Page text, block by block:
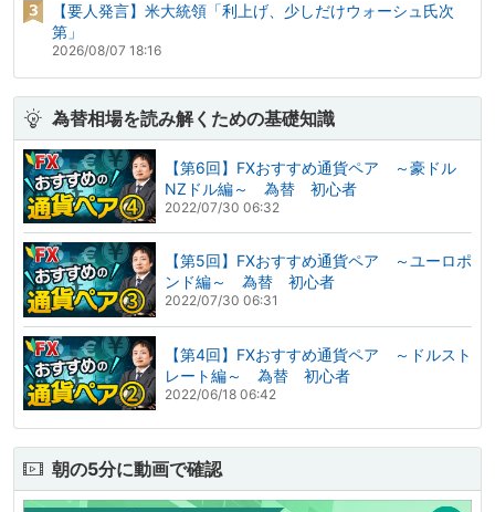
【要人発言】米大統領「利上げ、少しだけウォーシュ氏次
第」
2026/08/07 18:16
為替相場を読み解くための基礎知識
【第6回】FXおすすめ通貨ペア ～豪ドル
NZドル編～ 為替 初心者
2022/07/30 06:32
【第5回】FXおすすめ通貨ペア ～ユーロポ
ンド編～ 為替 初心者
2022/07/30 06:31
【第4回】FXおすすめ通貨ペア ～ドルスト
レート編～ 為替 初心者
2022/06/18 06:42
朝の5分に動画で確認